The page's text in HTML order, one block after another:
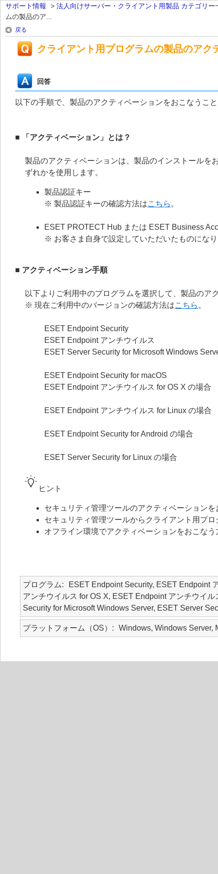
サポート情報 > 法人向けサーバー・クライアント用製品 カテゴリー
ムの製品のア...
戻る
クライアント用プログラムの製品のアク
回答
以下の手順で、製品のアクティベーションをおこなうこ
■ 「アクティベーション」とは？
製品のアクティベーションは、製品のインストールを
ずれかを使用します。
製品認証キー
※ 製品認証キーの確認方法はこちら 。
ESET PROTECT Hub または ESET Business
※ お客さま自身で設定していただいたものにな
■ アクティベーション手順
以下よりご利用中のプログラムを選択して、製品のア
※ 現在ご利用中のバージョンの確認方法はこちら 。
ESET Endpoint Security
ESET Endpoint アンチウイルス
ESET Server Security for Microsoft Windows
ESET Endpoint Security for macOS
ESET Endpoint アンチウイルス for OS X の場合
ESET Endpoint アンチウイルス for Linux の場合
ESET Endpoint Security for Android の場合
ESET Server Security for Linux の場合
ヒント
セキュリティ管理ツールのアクティベーション
セキュリティ管理ツールからクライアント用プ
オフライン環境でアクティベーションをおこなう
プログラム
ESET Endpoint Security, ESET Endpoint
アンチウイルス for OS X, ESET Endpoint アンチウイ
Security for Microsoft Windows Server, ESET Server
プラットフォーム（OS） Windows, Windows Server,